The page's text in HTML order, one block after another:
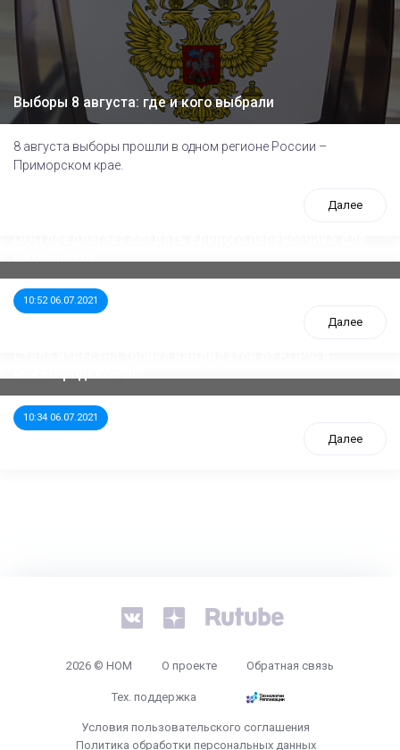
Выборы 8 августа: где и кого выбрали
8 августа выборы прошли в одном регионе России –
Приморском крае.
Далее
10:52 06.07.2021
Далее
10:34 06.07.2021
Далее
2026 © НОМ О проекте Обратная связь
Тех. поддержка
Условия пользовательского соглашения
Политика обработки персональных данных